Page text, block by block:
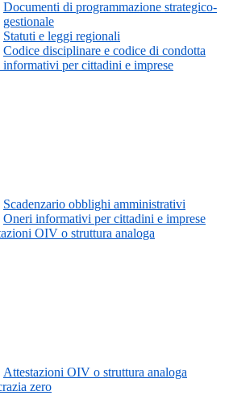
Documenti di programmazione strategico-
gestionale
Statuti e leggi regionali
Codice disciplinare e codice di condotta
informativi per cittadini e imprese
Scadenzario obblighi amministrativi
Oneri informativi per cittadini e imprese
OIV o struttura analoga
Attestazioni OIV o struttura analoga
zero